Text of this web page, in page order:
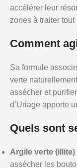
accélérer leur
zones à traiter
Comment
Sa formule
verte
assécher et
d’Uriage apporte
Quels sont
Argile verte (illite)
assécher les